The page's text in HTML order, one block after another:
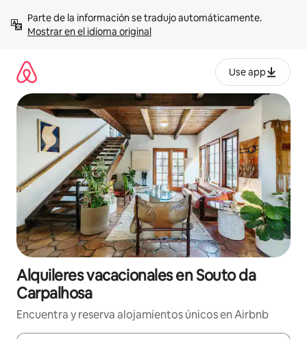
contenidoMostrar en el idioma original
Use app
Alquileres vacacionales en Souto da
Carpalhosa
Encuentra y reserva alojamientos únicos en Airbnb